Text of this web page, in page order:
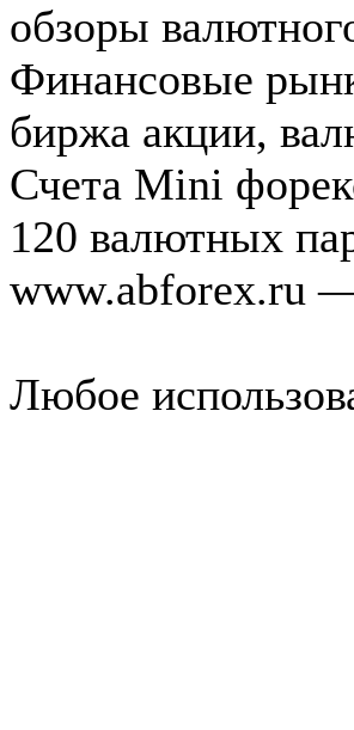
обзоры
Финансовые
биржа акции,
Счета Mini
120 валютных
www.abforex.ru —
Любое